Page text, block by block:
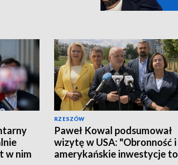
w nim
RZESZÓW
Paweł Kowal podsumował
wizytę w USA: "Obronność i
amerykańskie inwestycje to